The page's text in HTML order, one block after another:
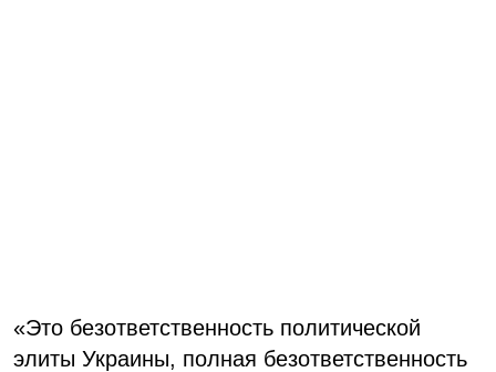
«Это безответственность политической
элиты Украины, полная безответственность